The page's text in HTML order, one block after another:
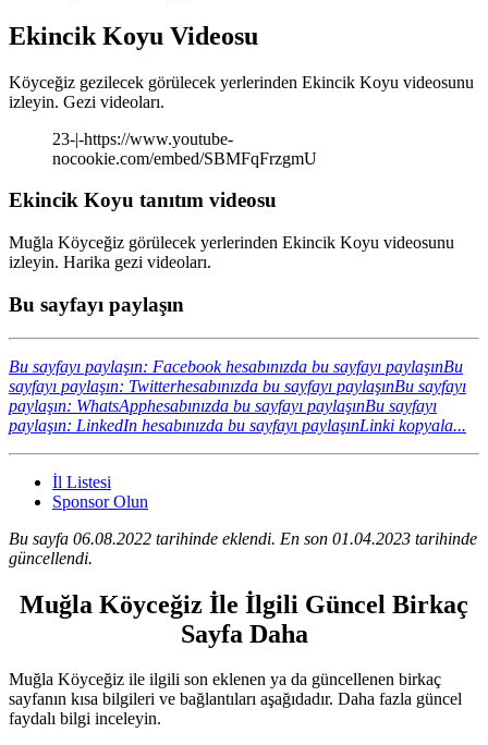
Ekincik Koyu Videosu
Köyceğiz gezilecek görülecek yerlerinden Ekincik Koyu videosunu
izleyin. Gezi videoları.
23-|-https://www.youtube-
nocookie.com/embed/SBMFqFrzgmU
Ekincik Koyu tanıtım videosu
Muğla Köyceğiz görülecek yerlerinden Ekincik Koyu videosunu
izleyin. Harika gezi videoları.
Bu sayfayı paylaşın
Bu sayfayı paylaşın: Facebook hesabınızda bu sayfayı paylaşınBu
sayfayı paylaşın: Twitterhesabınızda bu sayfayı paylaşınBu sayfayı
paylaşın: WhatsApphesabınızda bu sayfayı paylaşınBu sayfayı
paylaşın: LinkedIn hesabınızda bu sayfayı paylaşınLinki kopyala...
İl Listesi
Sponsor Olun
Bu sayfa 06.08.2022 tarihinde eklendi. En son 01.04.2023 tarihinde
güncellendi.
Muğla Köyceğiz İle İlgili Güncel Birkaç
Sayfa Daha
Muğla Köyceğiz ile ilgili son eklenen ya da güncellenen birkaç
sayfanın kısa bilgileri ve bağlantıları aşağıdadır. Daha fazla güncel
faydalı bilgi inceleyin.